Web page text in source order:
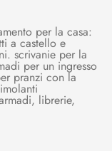
per la casa:
a castello e
scrivanie per la
per un ingresso
pranzi con la
librerie,